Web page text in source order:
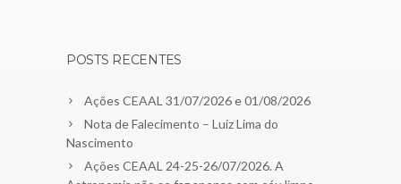
POSTS RECENTES
Ações CEAAL 31/07/2026 e 01/08/2026
Nota de Falecimento – Luiz Lima do
Nascimento
Ações CEAAL 24-25-26/07/2026. A